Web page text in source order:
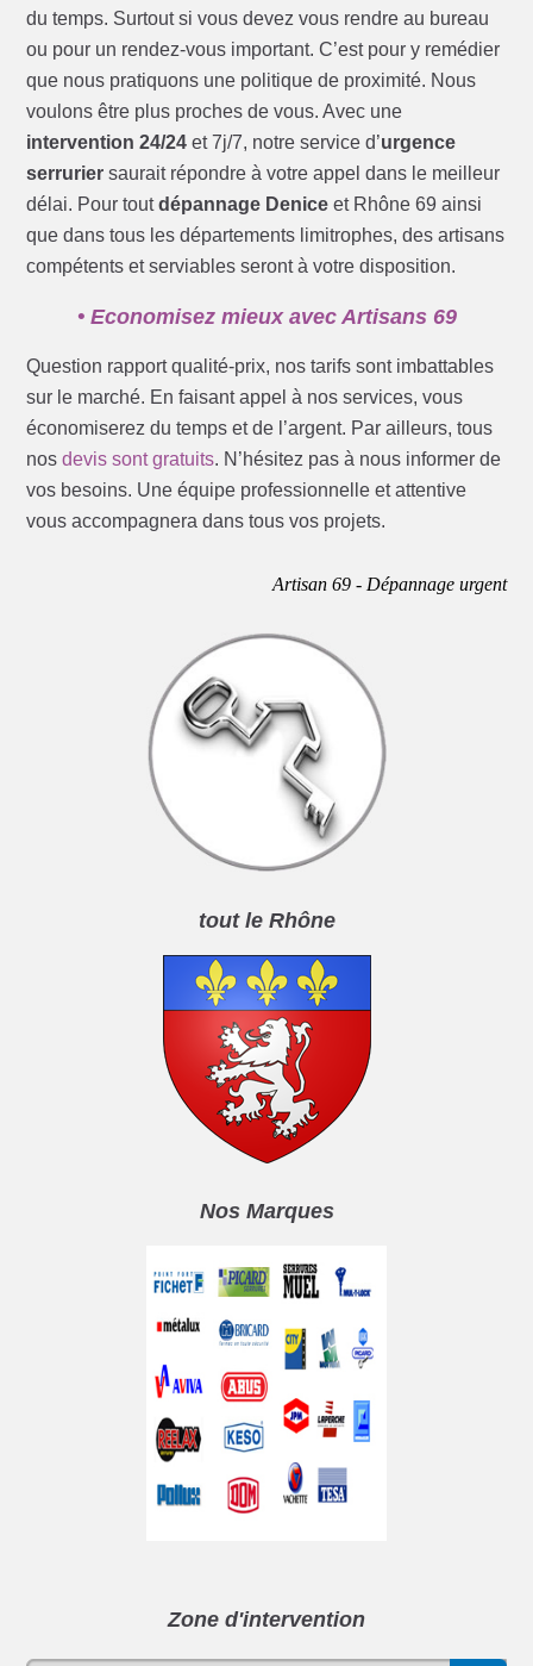
du temps. Surtout si vous devez vous rendre au bureau
ou pour un rendez-vous important. C’est pour y remédier
que nous pratiquons une politique de proximité. Nous
voulons être plus proches de vous. Avec une
intervention 24/24 et 7j/7, notre service d’urgence
serrurier saurait répondre à votre appel dans le meilleur
délai. Pour toutdépannage Denice et Rhône 69 ainsi
que dans tous les départements limitrophes, des artisans
compétents et serviables seront à votre disposition.
• Economisez mieux avec Artisans 69
Question rapport qualité-prix, nos tarifs sont imbattables
sur le marché. En faisant appel à nos services, vous
économiserez du temps et de l’argent. Par ailleurs, tous
nosdevis sont gratuits. N’hésitez pas à nous informer de
vos besoins. Une équipe professionnelle et attentive
vous accompagnera dans tous vos projets.
Artisan 69 - Dépannage urgent
tout le Rhône
Nos Marques
Zone d'intervention